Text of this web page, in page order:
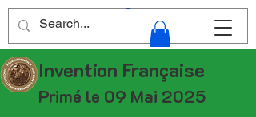
Primé le 09 Mai 2025
Invention Française